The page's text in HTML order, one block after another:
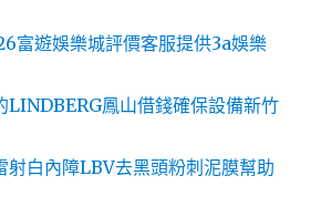
富遊娛樂城評價客服提供3a娛樂
LINDBERG鳳山借錢確保設備新竹
射白內障LBV去黑頭粉刺泥膜幫助